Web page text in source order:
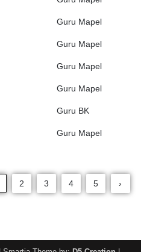
Guru Mapel
Guru Mapel
Guru Mapel
Guru Mapel
Guru BK
Guru Mapel
2 3 4 5 ›